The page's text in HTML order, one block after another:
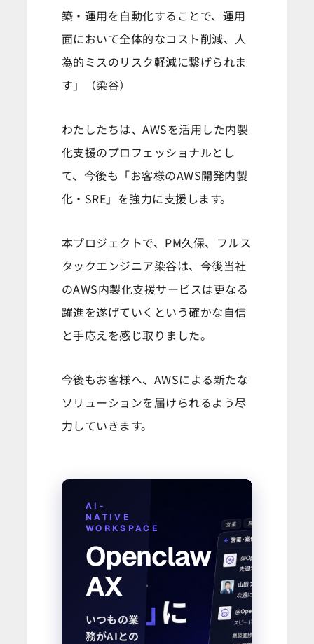
築・運用を自動化することで、運用
面において全体的なコスト削減、人
為的ミスのリスク軽減に繋げられま
す」（染谷）
わたしたちは、AWSを活用した内製
化支援のプロフェッショナルとし
て、今後も「お客様のAWS開発内製
化・SRE」を強力に支援します。
本プロジェクトで、PM久保、フルス
タックエンジニア染谷は、今後当社
のAWS内製化支援サービスは更なる
躍進を遂げていくという確かな自信
と手応えを感じ取りました。
今後もお客様へ、AWSによる新たな
ソリューションを届けられるよう尽
力していきます。
AI-
NATIVE
WORKSPACE
Openclaw
AX
いつもの業
務がAIとの